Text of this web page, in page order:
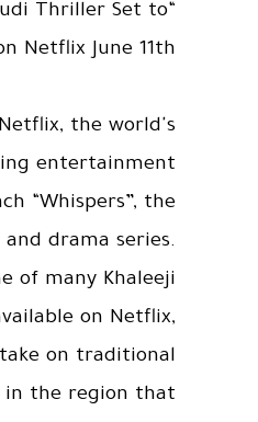
Thriller Set to
Netflix June 11th
the world's
entertainment
“Whispers”, the
drama series.
of many Khaleeji
on Netflix,
on traditional
in the region that